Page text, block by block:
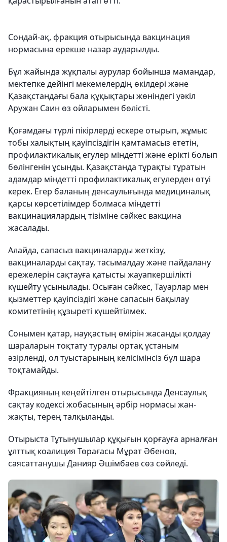
Сондай-ақ, фракция отырысында вакцинация
нормасына ерекше назар аударылды.
Бұл жайында жұқпалы аурулар бойынша мамандар,
мектепке дейінгі мекемелердің өкілдері және
Қазақстандағы бала құқықтары жөніндегі уәкіл
Аружан Саин өз ойларымен бөлісті.
Қоғамдағы түрлі пікірлерді ескере отырып, жұмыс
тобы халықтың қауіпсіздігін қамтамасыз ететін,
профилактикалық егулер міндетті және ерікті болып
бөлінгенін ұсынды. Қазақстанда тұрақты тұратын
адамдар міндетті профилактикалық егулерден өтуі
керек. Егер баланың денсаулығында медициналық
қарсы көрсетілімдер болмаса міндетті
вакцинациялардың тізіміне сәйкес вакцина
жасалады.
Алайда, сапасыз вакциналарды жеткізу,
вакциналарды сақтау, тасымалдау және пайдалану
ережелерін сақтауға қатысты жауапкершілікті
күшейту ұсынылады. Осыған сәйкес, Тауарлар мен
қызметтер қауіпсіздігі және сапасын бақылау
комитетінің құзыреті күшейтілмек.
Сонымен қатар, науқастың өмірін жасанды қолдау
шараларын тоқтату туралы ортақ ұстаным
әзірленді, ол туыстарының келісімінсіз бұл шара
тоқтамайды.
Фракцияның кеңейтілген отырысында Денсаулық
сақтау кодексі жобасының әрбір нормасы жан-
жақты, терең талқыланды.
Отырыста Тұтынушылар құқығын қорғауға арналған
ұлттық коалиция Төрағасы Мұрат Әбенов,
саясаттанушы Данияр Әшімбаев сөз сөйледі.